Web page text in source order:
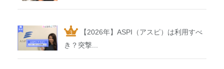
【2026年】ASPI（アスピ）は利用すべ
き？突撃...